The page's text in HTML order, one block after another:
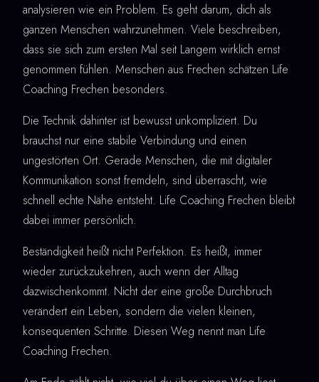
analysieren wie ein Problem. Es geht darum, dich als
ganzen Menschen wahrzunehmen. Viele beschreiben,
dass sie sich zum ersten Mal seit Langem wirklich ernst
genommen fühlen. Menschen aus Frechen schätzen Life
Coaching Frechen besonders.
Die Technik dahinter ist bewusst unkompliziert. Du
brauchst nur eine stabile Verbindung und einen
ungestörten Ort. Gerade Menschen, die mit digitaler
Kommunikation sonst fremdeln, sind überrascht, wie
schnell echte Nähe entsteht. Life Coaching Frechen bleibt
dabei immer persönlich.
Beständigkeit heißt nicht Perfektion. Es heißt, immer
wieder zurückzukehren, auch wenn der Alltag
dazwischenkommt. Nicht der eine große Durchbruch
verändert ein Leben, sondern die vielen kleinen,
konsequenten Schritte. Diesen Weg nennt man Life
Coaching Frechen.